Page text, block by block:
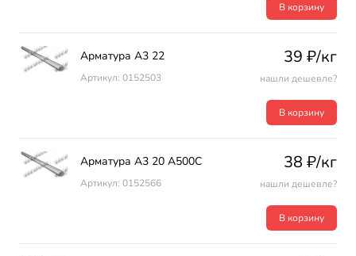
В корзину
Арматура А3 22
Артикул: 0152503
39 ₽/кг
нашли дешевле?
В корзину
Арматура А3 20 А500С
Артикул: 0152566
38 ₽/кг
нашли дешевле?
В корзину